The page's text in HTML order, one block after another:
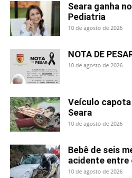
Seara ganha
Pediatria
10 de agosto de 2026
NOTA DE
10 de agosto de 2026
Veículo capota
Seara
10 de agosto de 2026
Bebê de seis
acidente entre
10 de agosto de 2026